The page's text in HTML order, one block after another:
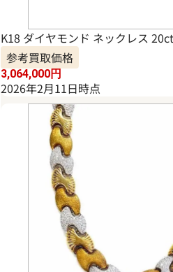
K18 ダイヤモンド ネックレス 20ct
参考買取価格
3,064,000円
2026年2月11日時点